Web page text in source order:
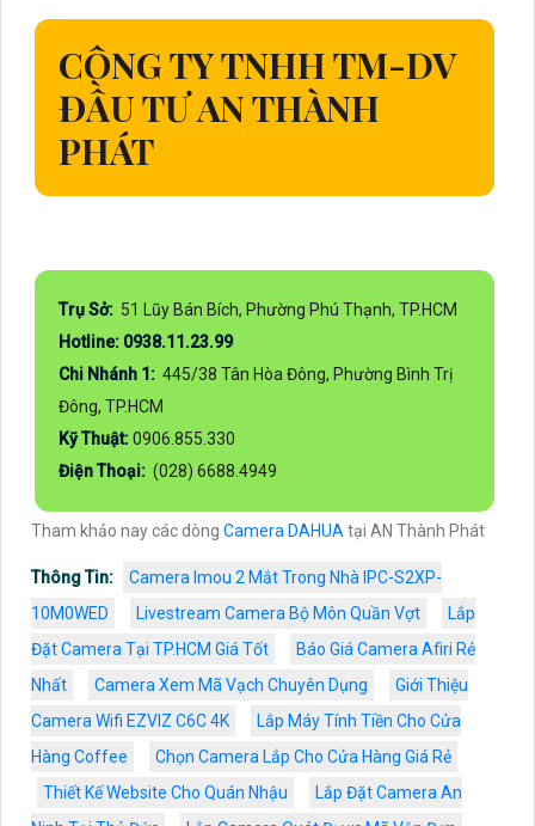
CÔNG TY TNHH TM-DV
ĐẦU TƯ AN THÀNH
PHÁT
Trụ Sở: 51 Lũy Bán Bích, Phường Phú Thạnh, TP.HCM
Hotline: 0938.11.23.99
Chi Nhánh 1: 445/38 Tân Hòa Đông, Phường Bình Trị
Đông, TP.HCM
Kỹ Thuật:0906.855.330
Điện Thoại: (028) 6688.4949
Tham khảo nay các dòng Camera DAHUA tại AN Thành Phát
Thông Tin:
Camera Imou 2 Mắt Trong Nhà IPC-S2XP-
10M0WED
Livestream Camera Bộ Môn Quần Vợt
Lắp
Đặt Camera Tại TP.HCM Giá Tốt
Báo Giá Camera Afiri Rẻ
Nhất
Camera Xem Mã Vạch Chuyên Dụng
Giới Thiệu
Camera Wifi EZVIZ C6C 4K
Lắp Máy Tính Tiền Cho Cửa
Hàng Coffee
Chọn Camera Lắp Cho Cửa Hàng Giá Rẻ
Thiết Kế Website Cho Quán Nhậu
Lắp Đặt Camera An